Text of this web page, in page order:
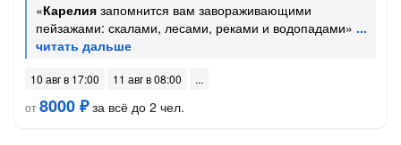
«Карелия запомнится вам завораживающими
пейзажами: скалами, лесами, реками и водопадами»
10 авг в 17:00
11 авг в 08:00
от8000 ₽за всё до 2 чел.